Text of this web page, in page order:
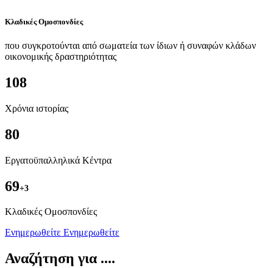
Κλαδικές Ομοσπονδίες
που συγκροτούνται από σωματεία των ίδιων ή συναφών κλάδων
οικονομικής δραστηριότητας
108
Χρόνια ιστορίας
80
Εργατοϋπαλληλικά Κέντρα
69+3
Kλαδικές Ομοσπονδίες
Ενημερωθείτε Ενημερωθείτε
Αναζήτηση για ....